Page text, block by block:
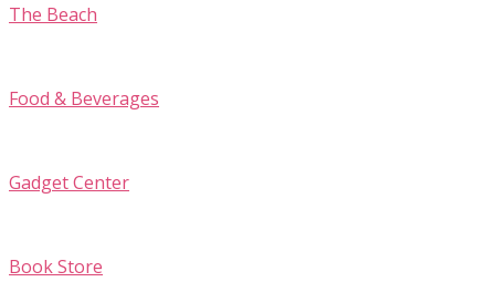
The Beach
Food & Beverages
Gadget Center
Book Store